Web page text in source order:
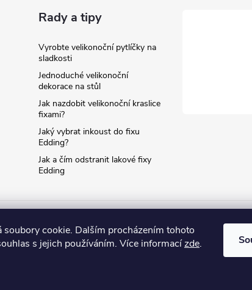
soubory cookie. Dalším procházením tohoto
s jejich používáním. Více informacízde.
Rady a tipy
Vyrobte velikonoční pytlíčky na
sladkosti
Jednoduché velikonoční
dekorace na stůl
Jak nazdobit velikonoční kraslice
fixami?
Jaký vybrat inkoust do fixu
Edding?
Jak a čím odstranit lakové fixy
Edding